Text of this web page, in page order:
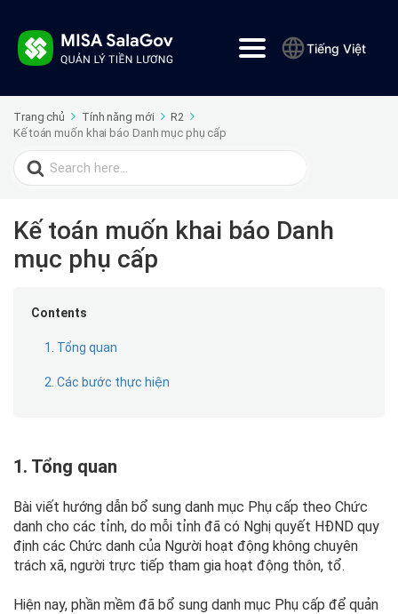
Tiếng Việt
Trang chủ Tính năng mới
R2
Kế toán muốn khai báo Danh mục phụ cấp
Search
for:
Kế toán muốn khai báo Danh
mục phụ cấp
Contents
1. Tổng quan
2. Các bước thực hiện
1. Tổng quan
Bài viết hướng dẫn bổ sung danh mục Phụ cấp theo Chức
danh cho các tỉnh, do mỗi tỉnh đã có Nghị quyết HĐND quy
định các Chức danh của Người hoạt động không chuyên
trách xã, người trực tiếp tham gia hoạt động thôn, tổ.
Hiện nay, phần mềm đã bổ sung danh mục Phụ cấp để quản